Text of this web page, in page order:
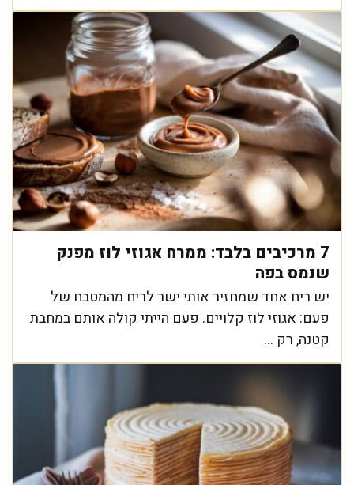
7 מרכיבים בלבד: ממרח אגוזי לוז מפנק
שנמס בפה
יש ריח אחד שמחזיר אותי ישר לריח מהמטבח של
פעם: אגוזי לוז קלויים. פעם הייתי קולה אותם במחבת
קטנה, רק ...